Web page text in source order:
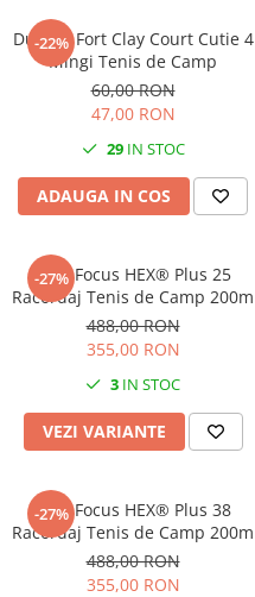
Babolat
Fete
Baieti
Adidas
Babolat
Nike
Adidas
BIDI BADU
Accesorii Imbracaminte
Sepci
Bandane
Pros Pro
Under Armour
-22%
Dunlop Fort Clay Court Cutie 4
Mingi Tenis de Camp
60,00 RON
47,00 RON
29IN STOC
ADAUGA IN COS
-27%
MSV Focus HEX® Plus 25
Racordaj Tenis de Camp 200m
488,00 RON
355,00 RON
3 IN STOC
VEZI VARIANTE
-27%
MSV Focus HEX® Plus 38
Racordaj Tenis de Camp 200m
488,00 RON
355,00 RON